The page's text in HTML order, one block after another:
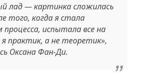
лад — картинка сложилась
того, когда я стала
процесса, испытала все на
я практик, а не теоретик»,
Оксана Фан-Ди.